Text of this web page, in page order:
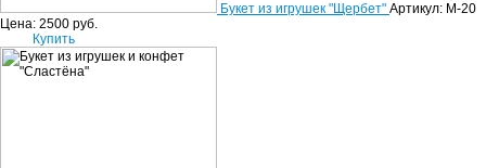
Букет из игрушек "Щербет" Артикул: М-20
Цена: 2500 руб.
Купить